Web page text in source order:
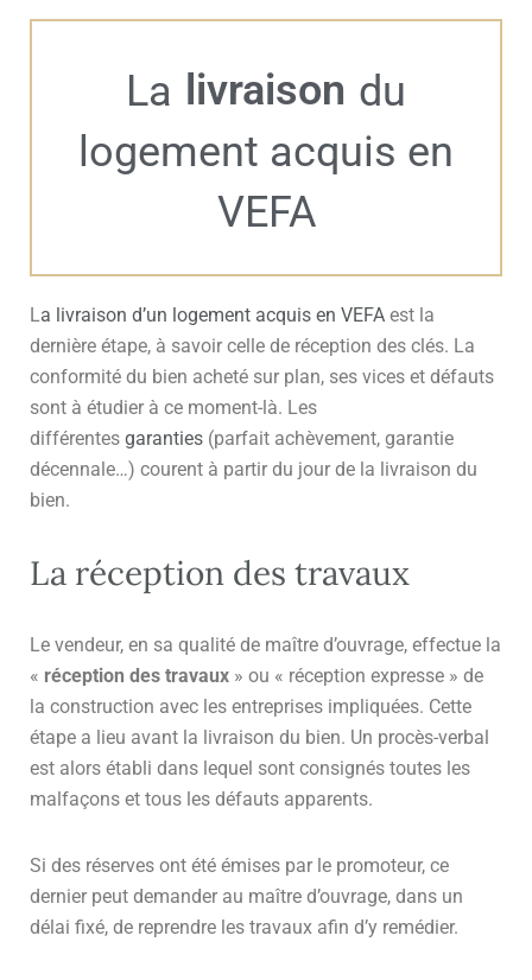
La livraison du
logement acquis en
VEFA
La livraison d’un logement acquis en VEFA est la
dernière étape, à savoir celle de réception des clés. La
conformité du bien acheté sur plan, ses vices et défauts
sont à étudier à ce moment-là. Les
différentes garanties (parfait achèvement, garantie
décennale…) courent à partir du jour de la livraison du
bien.
La réception des travaux
Le vendeur, en sa qualité de maître d’ouvrage, effectue la
« réception des travaux » ou « réception expresse » de
la construction avec les entreprises impliquées. Cette
étape a lieu avant la livraison du bien. Un procès-verbal
est alors établi dans lequel sont consignés toutes les
malfaçons et tous les défauts apparents.
Si des réserves ont été émises par le promoteur, ce
dernier peut demander au maître d’ouvrage, dans un
délai fixé, de reprendre les travaux afin d’y remédier.